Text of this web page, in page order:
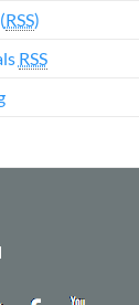
RSS)
RSS